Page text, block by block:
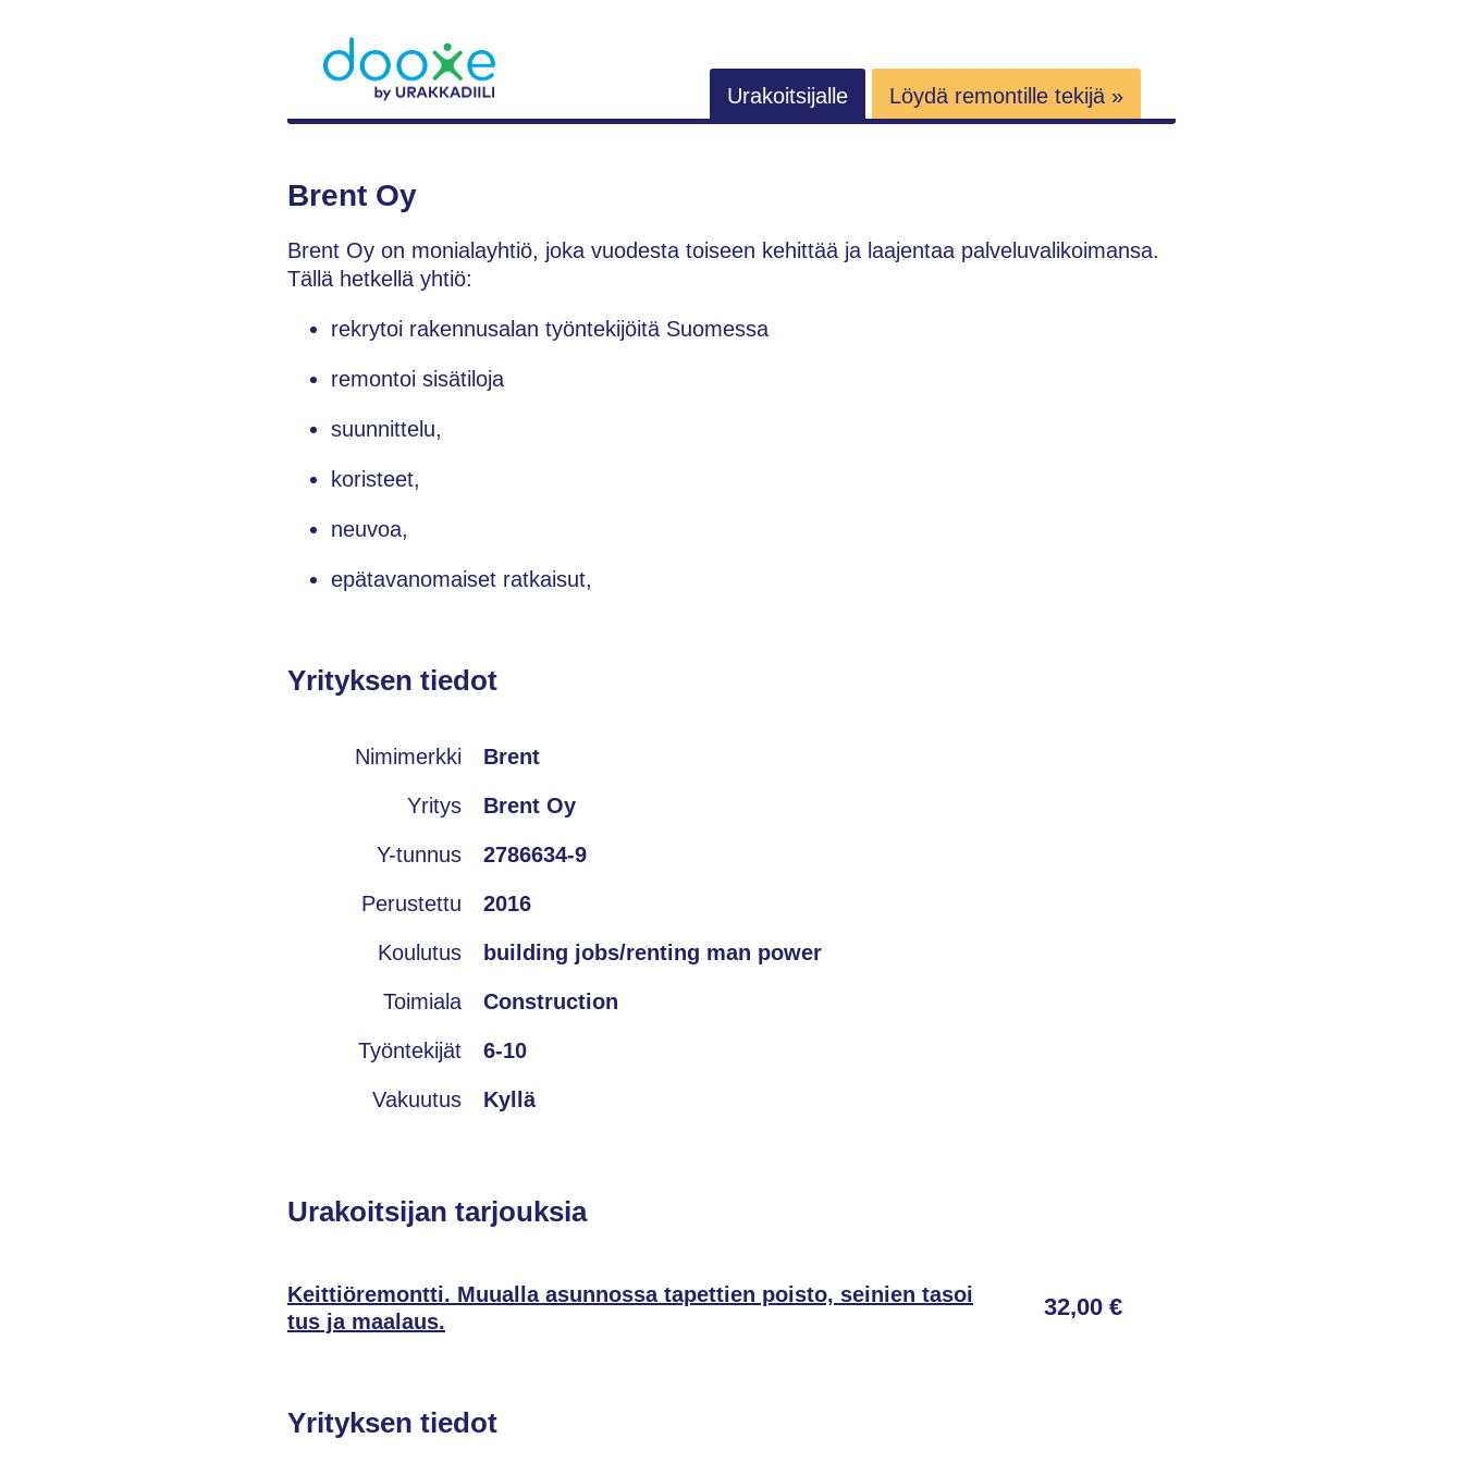
Urakoitsijalle Löydä remontille tekijä »
Brent Oy
Brent Oy on monialayhtiö, joka vuodesta toiseen kehittää ja laajentaa palveluvalikoimansa.
Tällä hetkellä yhtiö:
rekrytoi rakennusalan työntekijöitä Suomessa
remontoi sisätiloja
suunnittelu,
koristeet,
neuvoa,
epätavanomaiset ratkaisut,
Yrityksen tiedot
Nimimerkki Brent
Yritys Brent Oy
Y-tunnus 2786634-9
Perustettu 2016
Koulutus building jobs/renting man power
Toimiala Construction
Työntekijät 6-10
Vakuutus Kyllä
Urakoitsijan tarjouksia
Keittiöremontti. Muualla asunnossa tapettien poisto, seinien tasoi
tus ja maalaus.
32,00 €
Yrityksen tiedot